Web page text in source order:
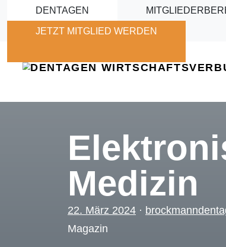
Skip to main content
DENTAGEN
JETZT MITGLIED WERDEN
Medizin
22. März 2024 ·
Magazin